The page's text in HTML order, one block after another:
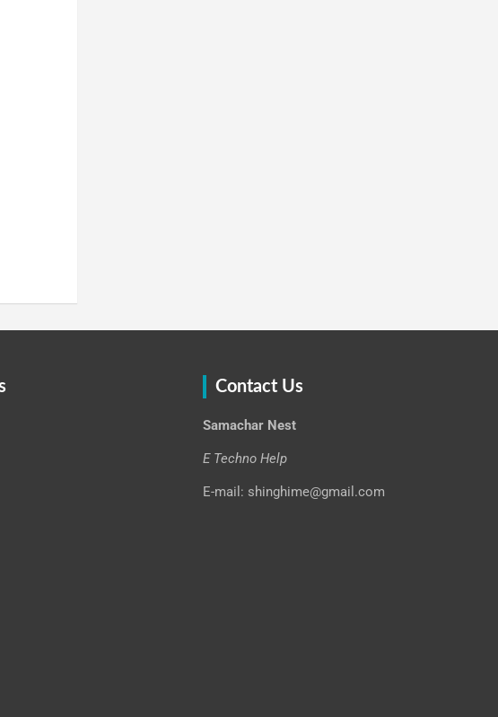
Contact Us
Samachar Nest
E Techno Help
E-mail: shinghime@gmail.com